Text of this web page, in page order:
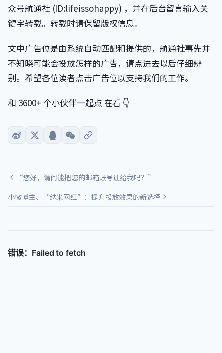
众号航通社 (ID:lifeissohappy) ，并在后台留言输入关
键字转载。转载时请保留版权信息。
文中广告位是由系统自动匹配和提供的，航通社事先并
不知晓可能会投放怎样的广告，请点进去以后仔细辨
别。希望各位读者点击广告位以支持我们的工作。
和 3600+ 个小伙伴一起点 在看 👇
“您好，请问能把您的邮箱账号让给我吗？”
小微博主、“纳米网红”：提升投放效果的新选择